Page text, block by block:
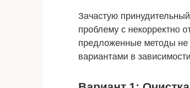
Зачастую
проблему с некорректно
предложенные методы не
вариантами в